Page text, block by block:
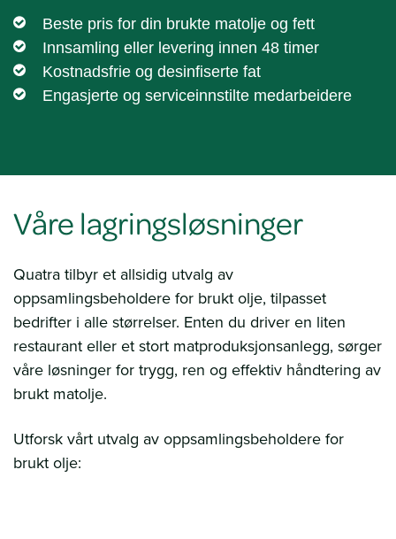
Beste pris for din brukte matolje og fett
Innsamling eller levering innen 48 timer
Kostnadsfrie og desinfiserte fat
Engasjerte og serviceinnstilte medarbeidere
Våre lagringsløsninger
Quatra tilbyr et allsidig utvalg av
oppsamlingsbeholdere for brukt olje, tilpasset
bedrifter i alle størrelser. Enten du driver en liten
restaurant eller et stort matproduksjonsanlegg, sørger
våre løsninger for trygg, ren og effektiv håndtering av
brukt matolje.
Utforsk vårt utvalg av oppsamlingsbeholdere for
brukt olje: